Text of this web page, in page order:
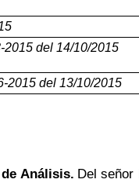
2015 del 14/10/2015
2015 del 13/10/2015
Análisis. Del señor